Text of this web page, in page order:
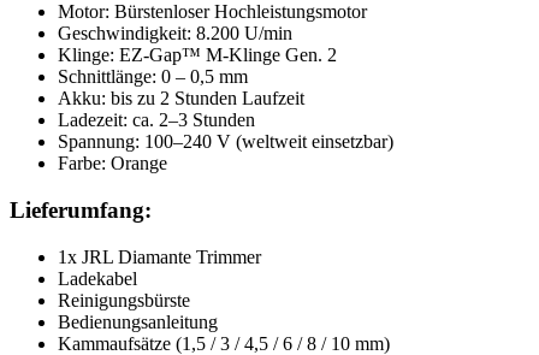
Motor: Bürstenloser Hochleistungsmotor
Geschwindigkeit: 8.200 U/min
Klinge: EZ-Gap™ M-Klinge Gen. 2
Schnittlänge: 0 – 0,5 mm
Akku: bis zu 2 Stunden Laufzeit
Ladezeit: ca. 2–3 Stunden
Spannung: 100–240 V (weltweit einsetzbar)
Farbe: Orange
Lieferumfang:
1x JRL Diamante Trimmer
Ladekabel
Reinigungsbürste
Bedienungsanleitung
Kammaufsätze (1,5 / 3 / 4,5 / 6 / 8 / 10 mm)